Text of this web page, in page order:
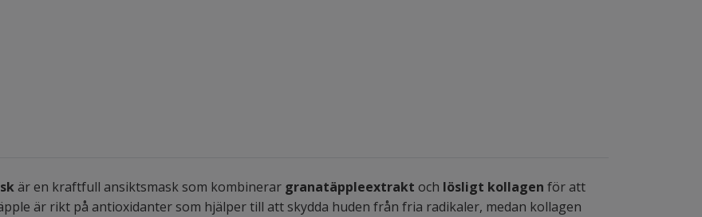
är en kraftfull ansiktsmask som kombinerar granatäppleextrakt och lösligt kollagen för att
är rikt på antioxidanter som hjälper till att skydda huden från fria radikaler, medan kollagen